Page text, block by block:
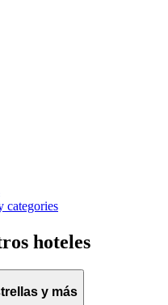
categories
hoteles
y más